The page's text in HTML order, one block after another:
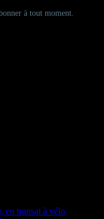
à tout moment.
en transat à vélo